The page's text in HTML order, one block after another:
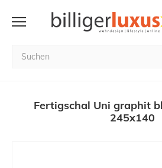
Fertigschal Uni graphit
245x140